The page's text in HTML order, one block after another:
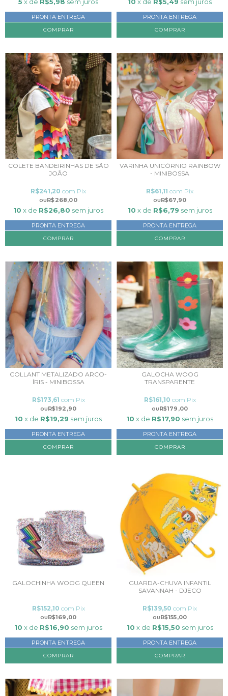
PRONTA ENTREGA
COMPRAR
PRONTA ENTREGA
COMPRAR
COLETE BANDEIRINHAS DE SÃO
JOÃO
R$268,00
R$241,20 com Pix
10 x de R$26,80 sem juros
PRONTA ENTREGA
COMPRAR
VARINHA UNICÓRNIO RAINBOW
- MINIBOSSA
R$67,90
R$61,11 com Pix
10 x de R$6,79 sem juros
PRONTA ENTREGA
COLLANT METALIZADO ARCO-
ÍRIS - MINIBOSSA
R$192,90
R$173,61 com Pix
10 x de R$19,29 sem juros
PRONTA ENTREGA
COMPRAR
GALOCHA WOOG
TRANSPARENTE
R$179,00
R$161,10 com Pix
10 x de R$17,90 sem juros
PRONTA ENTREGA
COMPRAR
GALOCHINHA WOOG QUEEN
R$169,00
R$152,10 com Pix
10 x de R$16,90 sem juros
PRONTA ENTREGA
COMPRAR
GUARDA-CHUVA INFANTIL
SAVANNAH - DJECO
R$155,00
R$139,50 com Pix
10 x de R$15,50 sem juros
PRONTA ENTREGA